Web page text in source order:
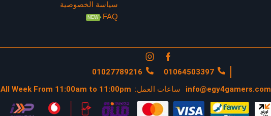
سياسة الخصوصية
FAQ
NEW
01064503397
01027789216
info@egy4gamers.com ساعات العمل: All Week From 11:00am to 11:00pm